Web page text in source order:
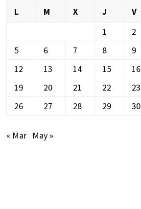
L
M X J V
1
2
5
6 7 8 9
12
13 14 15 16
19
20 21 22 23
26
27 28 29 30
« Mar May »